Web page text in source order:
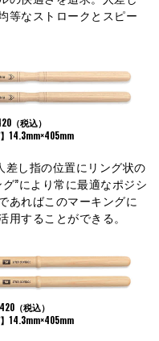
等なストロークとスピー
（税込）
14.3mm×405mm
差し指の位置にリング状の
”により常に最適なポジシ
あればこのマーキングに
することができる。
（税込）
14.3mm×405mm